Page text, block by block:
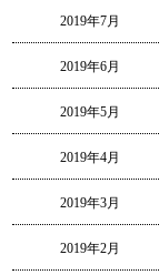
2019年7月
2019年6月
2019年5月
2019年4月
2019年3月
2019年2月